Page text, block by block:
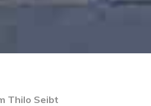
Thilo Seibt